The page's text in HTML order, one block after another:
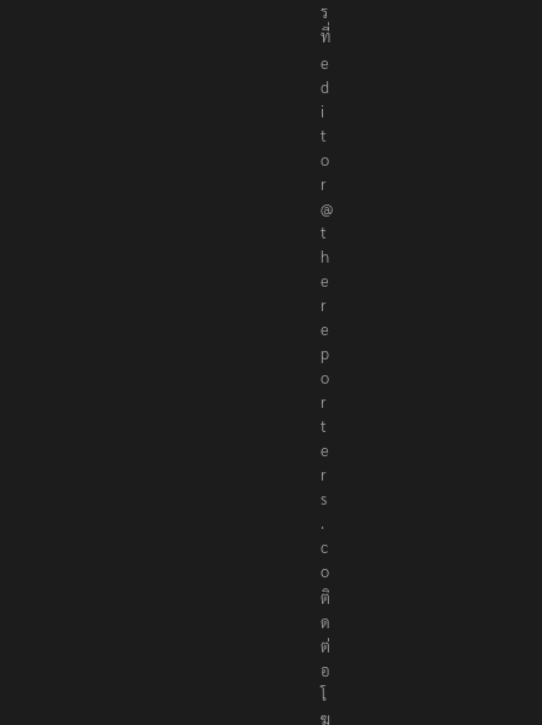
ร
ที่
e
d
i
t
o
r
@
t
h
e
r
e
p
o
r
t
e
r
s
.
c
o
ติ
ด
ต่
อ
โ
ฆ